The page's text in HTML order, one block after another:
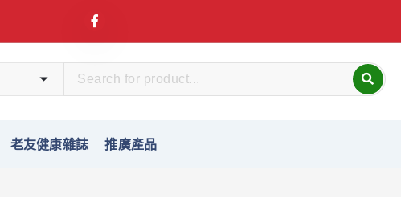
老友健康雜誌 推廣產品